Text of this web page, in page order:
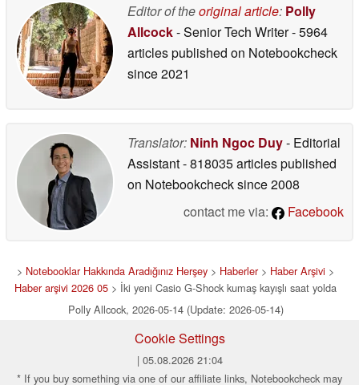
Editor of theoriginal article: Polly
Allcock- Senior Tech Writer- 5964
articles published on Notebookcheck
since 2021
Translator: Ninh Ngoc Duy- Editorial
Assistant- 818035 articles published
on Notebookchecksince 2008
contact me via:
Facebook
> Notebooklar Hakkında Aradığınız Herşey > Haberler> Haber Arşivi >
Haber arşivi 2026 05 > İki yeni Casio G-Shock kumaş kayışlı saat yolda
Polly Allcock, 2026-05-14 (Update: 2026-05-14)
Cookie Settings
| 05.08.2026 21:04
* If you buy something via one of our affiliate links, Notebookcheck may